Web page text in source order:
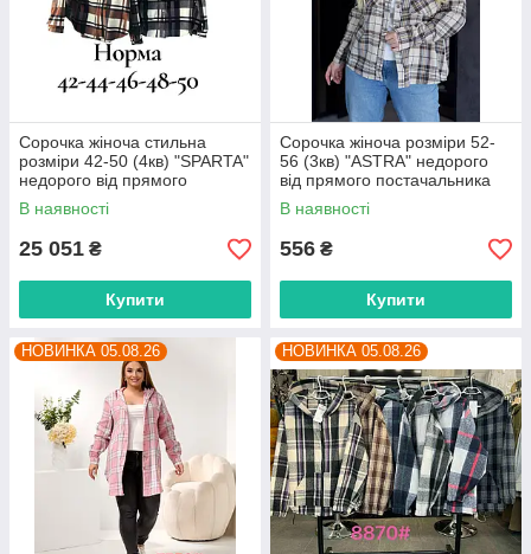
Сорочка жіноча стильна
розміри 42-50 (4кв) "SPARTA"
недорого від прямого
постачальника
В наявності
25 051 ₴
Купити
Сорочка жіноча розміри 52-
56 (3кв) "ASTRA" недорого
від прямого постачальника
В наявності
556 ₴
Купити
НОВИНКА 05.08.26 НОВИНКА 05.08.26